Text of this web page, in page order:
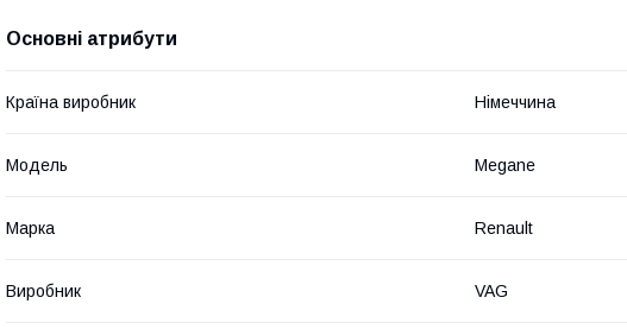
Основні атрибути
Країна виробник Німеччина
Модель Megane
Марка Renault
Виробник VAG